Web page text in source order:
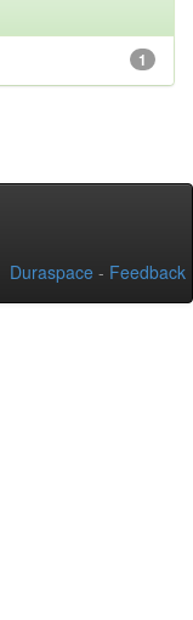
1
Duraspace - Feedback